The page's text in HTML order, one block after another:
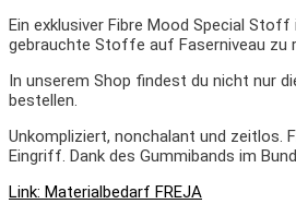
Ein exklusiver Fibre Mood Special
gebrauchte Stoffe auf Faserniveau zu
In unserem Shop findest du nicht nur
bestellen.
Unkompliziert, nonchalant und zeitlos.
Eingriff. Dank des Gummibands im
Link: Materialbedarf FREJA